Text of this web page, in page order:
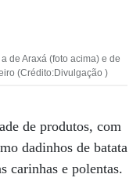
de Araxá (foto acima) e de
(Crédito:Divulgação )
de produtos, com
dadinhos de batata
carinhas e polentas.